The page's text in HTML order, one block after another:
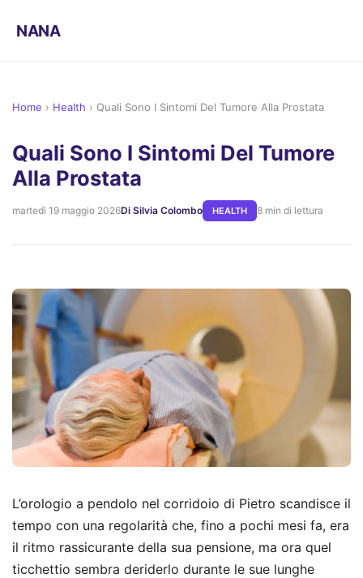
NANA
Home › Health › Quali Sono I Sintomi Del Tumore Alla Prostata
Quali Sono I Sintomi Del Tumore
Alla Prostata
martedì 19 maggio 2026Di Silvia Colombo HEALTH 8 min di lettura
L’orologio a pendolo nel corridoio di Pietro scandisce il
tempo con una regolarità che, fino a pochi mesi fa, era
il ritmo rassicurante della sua pensione, ma ora quel
ticchettio sembra deriderlo durante le sue lunghe